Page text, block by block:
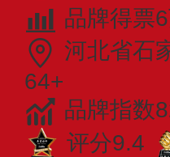
品牌得票
河北省石
64+
品牌指数
评分9.4